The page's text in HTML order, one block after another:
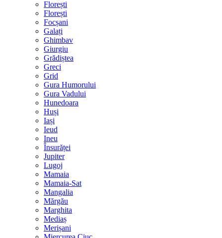
Florești
Florești
Focșani
Galați
Ghimbav
Giurgiu
Grădiștea
Greci
Grid
Gura Humorului
Gura Vadului
Hunedoara
Huși
Iași
Ieud
Ineu
Însurăței
Jupiter
Lugoj
Mamaia
Mamaia-Sat
Mangalia
Mărgău
Marghita
Mediaș
Merișani